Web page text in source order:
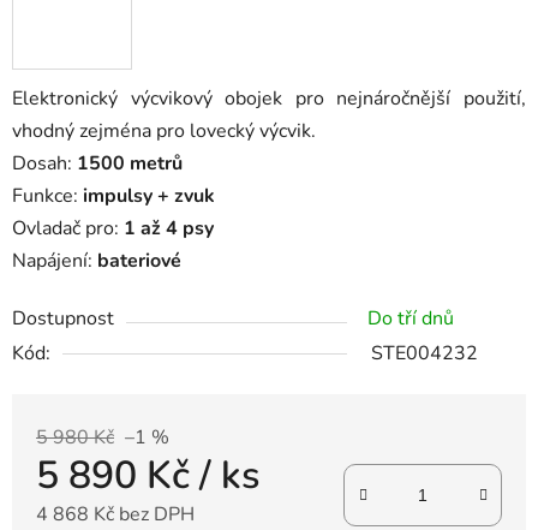
Elektronický výcvikový obojek pro nejnáročnější použití,
vhodný zejména pro lovecký výcvik.
Dosah: 1500 metrů
Funkce: impulsy + zvuk
Ovladač pro: 1 až 4 psy
Napájení: bateriové
Dostupnost
Do tří dnů
Kód:
STE004232
5 980 Kč –1 %
5 890 Kč/ ks
4 868 Kč bez DPH